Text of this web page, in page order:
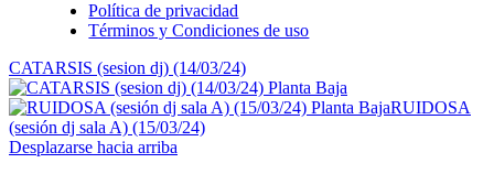
Política de privacidad
Términos y Condiciones de uso
CATARSIS (sesion dj) (14/03/24)
RUIDOSA
(sesión dj sala A) (15/03/24)
Desplazarse hacia arriba